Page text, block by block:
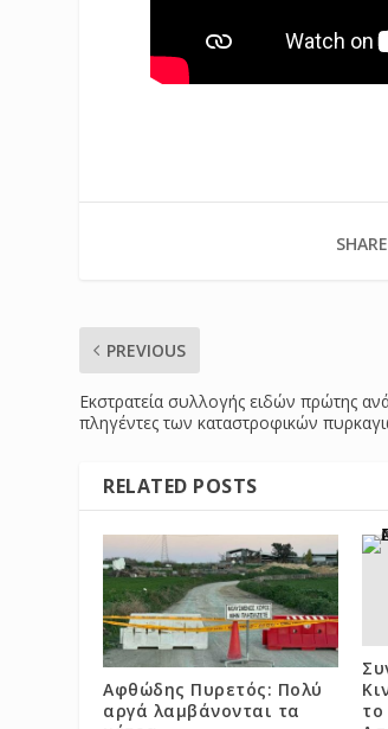
PREVIOUS
Εκστρατεία συλλογής ειδών πρώτης
πληγέντες των καταστροφικών
RELATED POSTS
Αφθώδης Πυρετός: Πολύ
αργά λαμβάνονται τα